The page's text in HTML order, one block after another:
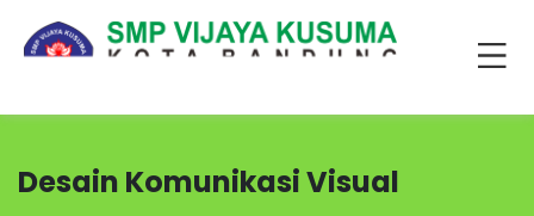
Desain Komunikasi Visual